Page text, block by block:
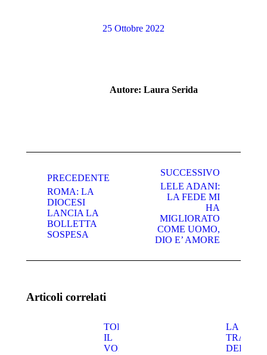
25 Ottobre 2022
Autore: Laura Serida
post
PRECEDENTE
Post
precedente:
ROMA: LA
DIOCESI
LANCIA LA
BOLLETTA
SOSPESA
SUCCESSIVO
post:
LELE ADANI:
LA FEDE MI
HA
MIGLIORATO
COME UOMO,
DIO E’ AMORE
Articoli correlati
TORNA
IL
VOLTO
LA
DEL